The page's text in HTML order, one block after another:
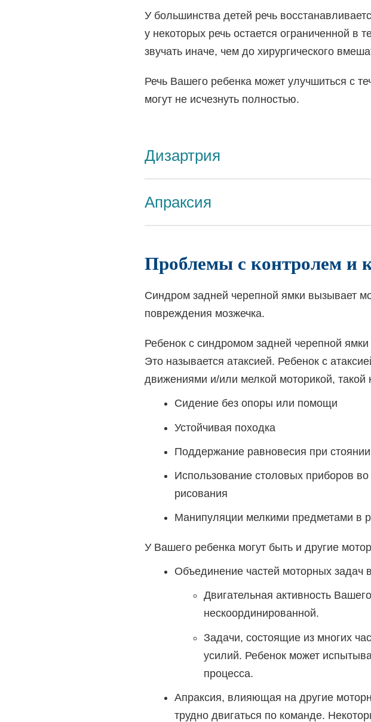
У большинства детей речь
у некоторых речь остается ограниченной в
звучать иначе, чем до хирургического
Речь Вашего ребенка может улучшиться с
могут не исчезнуть полностью.
Дизартрия
Апраксия
Проблемы с контролем и
Синдром задней черепной ямки вызывает
повреждения мозжечка.
Ребенок с синдромом задней черепной
Это называется атаксией. Ребенок с
движениями и/или мелкой моторикой, такой
Сидение без опоры или помощи
Устойчивая походка
Поддержание равновесия при
Использование столовых приборов
рисования
Манипуляции мелкими предметами в
У Вашего ребенка могут быть и другие
Объединение частей моторных задач
Двигательная активность
нескоординированной.
Задачи, состоящие из многих
усилий. Ребенок может
процесса.
Апраксия, влияющая на другие
трудно двигаться по команде.